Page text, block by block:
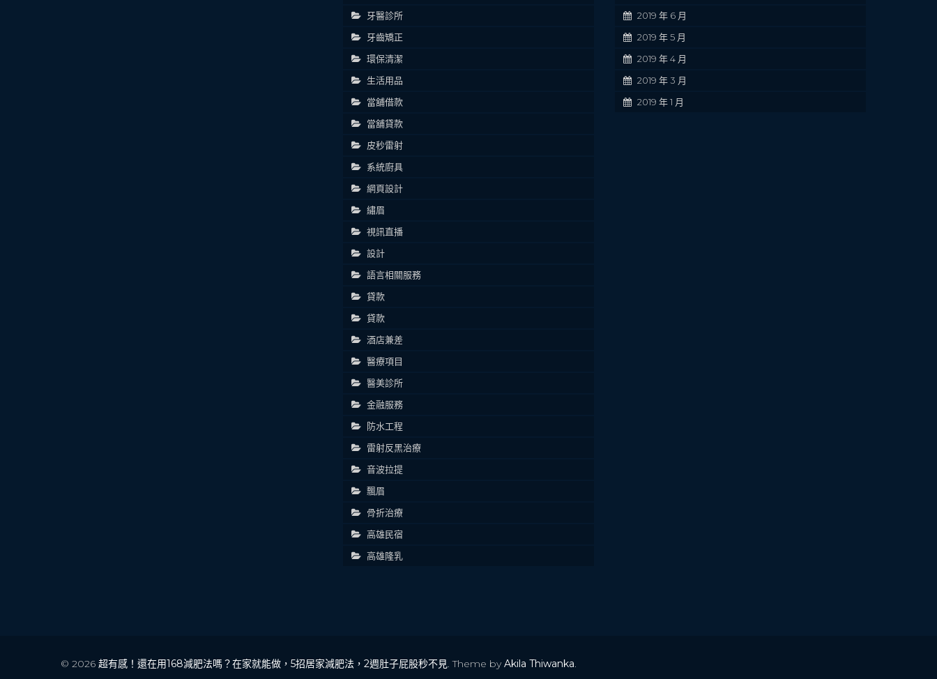
牙醫診所
牙齒矯正
環保清潔
生活用品
當舖借款
當舖貸款
皮秒雷射
系統廚具
網頁設計
繡眉
視訊直播
設計
語言相關服務
貸款
貸款
酒店兼差
醫療項目
醫美診所
金融服務
防水工程
雷射反黑治療
音波拉提
飄眉
骨折治療
高雄民宿
高雄隆乳
2019 年 6 月
2019 年 5 月
2019 年 4 月
2019 年 3 月
2019 年 1 月
© 2026 超有感！還在用168減肥法嗎？在家就能做，5招居家減肥法，2週肚子屁股秒不見. Theme byAkila Thiwanka.